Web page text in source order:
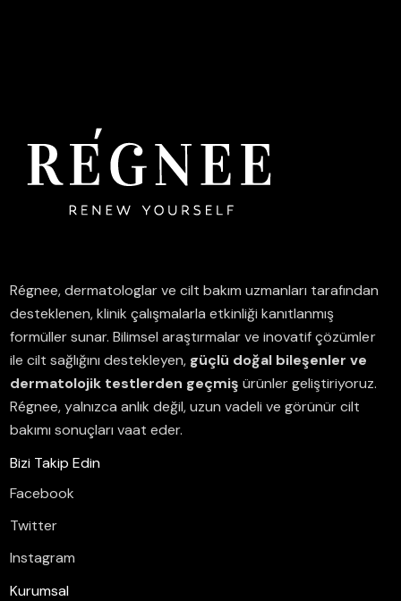
Régnee, dermatologlar ve cilt bakım uzmanları tarafından
desteklenen, klinik çalışmalarla etkinliği kanıtlanmış
formüller sunar.Bilimsel araştırmalar ve inovatif çözümler
ile cilt sağlığını destekleyen, güçlü doğal bileşenler ve
dermatolojik testlerden geçmiş ürünler geliştiriyoruz.
Régnee, yalnızca anlık değil, uzun vadeli ve görünür cilt
bakımı sonuçları vaat eder.
Bizi Takip Edin
Facebook
Twitter
Instagram
Kurumsal